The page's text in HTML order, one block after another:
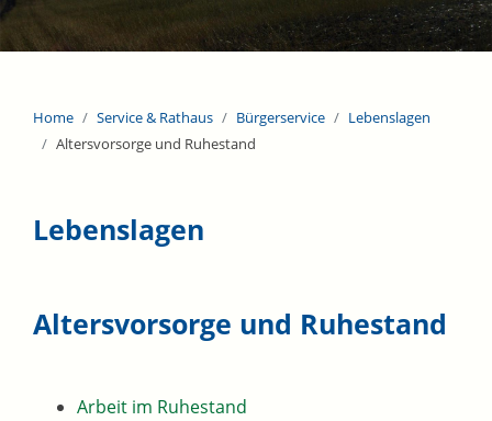
Home Service & Rathaus Bürgerservice
Lebenslagen
Altersvorsorge und Ruhestand
Lebenslagen
Altersvorsorge und Ruhestand
Arbeit im Ruhestand